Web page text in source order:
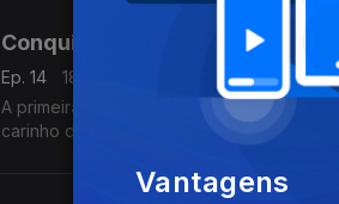
Conquistar o público e os
Ep. 14
18 jun. 2026
A primeira oportunidade de projeto
carinho do bairro: O Velho Eurico. O
Vantagens